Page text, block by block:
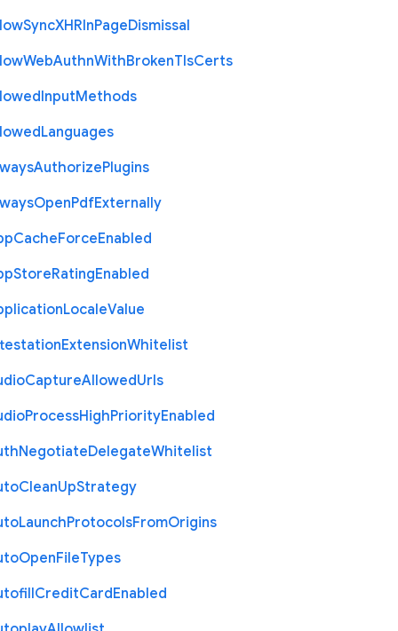
SyncXHRInPageDismissal
WebAuthnWithBrokenTlsCerts
InputMethods
Languages
AuthorizePlugins
OpenPdfExternally
CacheForceEnabled
StoreRatingEnabled
LocaleValue
ExtensionWhitelist
CaptureAllowedUrls
ProcessHighPriorityEnabled
NegotiateDelegateWhitelist
CleanUpStrategy
LaunchProtocolsFromOrigins
OpenFileTypes
CreditCardEnabled